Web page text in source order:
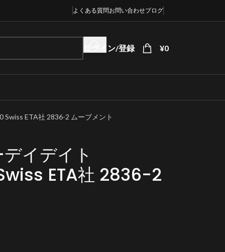
よくある質問お問い合わせブログ
ログイン/登録 ¥0
ETA社 2836-2 ムーブメント
イデイト
ETA社 2836-2